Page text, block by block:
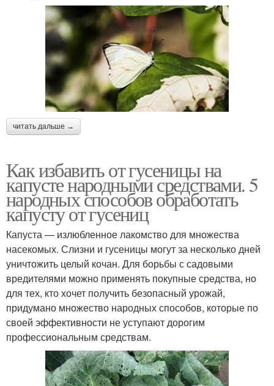
читать дальше →
Как избавить от гусеницы на
капусте народными средствами. 5
народных способов обработать
капусту от гусениц
Капуста — излюбленное лакомство для множества
насекомых. Слизни и гусеницы могут за несколько дней
уничтожить целый кочан. Для борьбы с садовыми
вредителями можно применять покупные средства, но
для тех, кто хочет получить безопасный урожай,
придумано множество народных способов, которые по
своей эффективности не уступают дорогим
профессиональным средствам.